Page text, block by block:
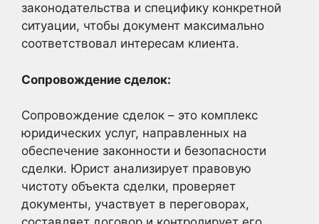
законодательства и специфику конкретной
ситуации, чтобы документ максимально
соответствовал интересам клиента.
Сопровождение сделок:
Сопровождение сделок – это комплекс
юридических услуг, направленных на
обеспечение законности и безопасности
сделки. Юрист анализирует правовую
чистоту объекта сделки, проверяет
документы, участвует в переговорах,